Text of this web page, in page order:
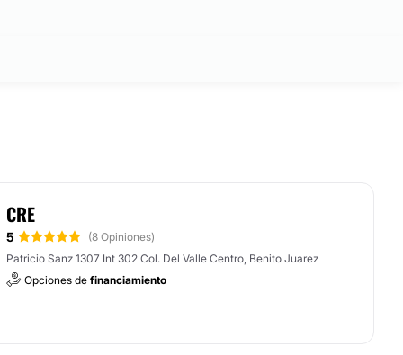
CRE
5
(8 Opiniones)
Patricio Sanz 1307 Int 302 Col. Del Valle Centro, Benito Juarez
Opciones de financiamiento